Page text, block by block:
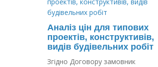
Аналіз цін для типових
проектів, конструктивів,
видів будівельних робіт
Згідно Договору замовник